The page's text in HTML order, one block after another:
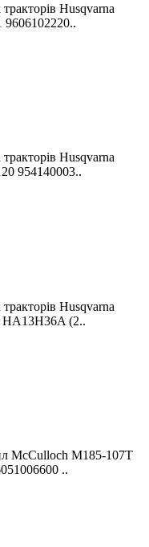
Husqvarna
9606102220..
Husqvarna
954140003..
Husqvarna
HA13H36A (2..
McCulloch M185-107T
..